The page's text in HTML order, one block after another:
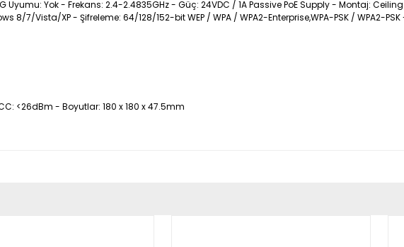
Uyumu: Yok - Frekans: 2.4-2.4835GHz - Güç: 24VDC / 1A Passive PoE Supply - Montaj:
7/Vista/XP - Şifreleme: 64/128/152-bit WEP / WPA / WPA2-Enterprise,WPA-PSK / WPA2-PSK -
<26dBm - Boyutlar: 180 x 180 x 47.5mm